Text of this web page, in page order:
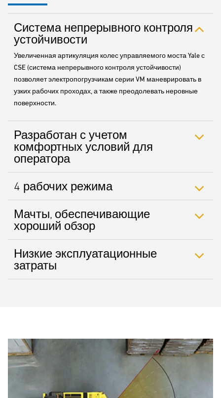
Система непрерывного контроля
устойчивости
Увеличенная артикуляция колес управляемого моста Yale с
CSE (система непрерывного контроля устойчивости)
позволяет электропогрузчикам серии VM маневрировать в
узких рабочих проходах, а также преодолевать неровные
поверхности.
Разработан с учетом
комфортных условий для
оператора
4 рабочих режима
Мачты, обеспечивающие
хороший обзор
Низкие эксплуатационные
затраты